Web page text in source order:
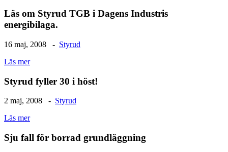
Läs om Styrud TGB i Dagens Industris
energibilaga.
16 maj, 2008 - Styrud
Läs mer
Styrud fyller 30 i höst!
2 maj, 2008 - Styrud
Läs mer
Sju fall för borrad grundläggning